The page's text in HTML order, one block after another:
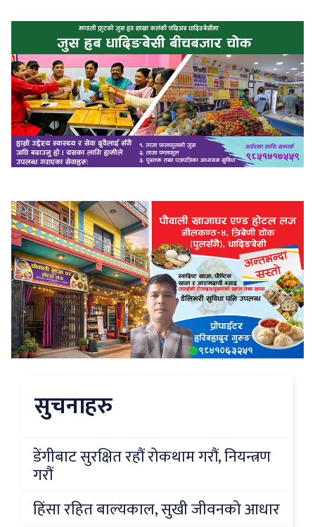
सुचनाहरु
डेंगीबाट सुरक्षित रहौं रोकथाम गरौं, नियन्त्रण
गरौं
हिंसा रहित बाल्यकाल, सुखी जीवनको आधार